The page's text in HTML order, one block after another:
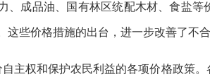
、成品油、国有林区统配木材、食盐
这些价格措施的出台，进一步改善了不
主权和保护农民利益的各项价格政策